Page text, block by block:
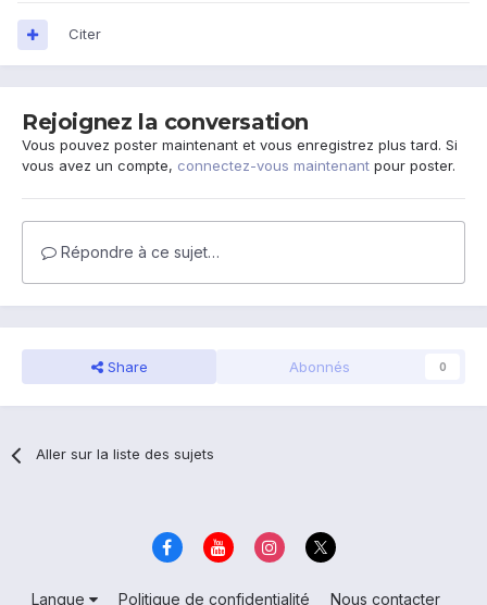
Citer
Rejoignez la conversation
Vous pouvez poster maintenant et vous enregistrez plus tard. Si
vous avez un compte, connectez-vous maintenant pour poster.
Répondre à ce sujet…
Share Abonnés 0
Aller sur la liste des sujets
Langue Politique de confidentialité Nous contacter